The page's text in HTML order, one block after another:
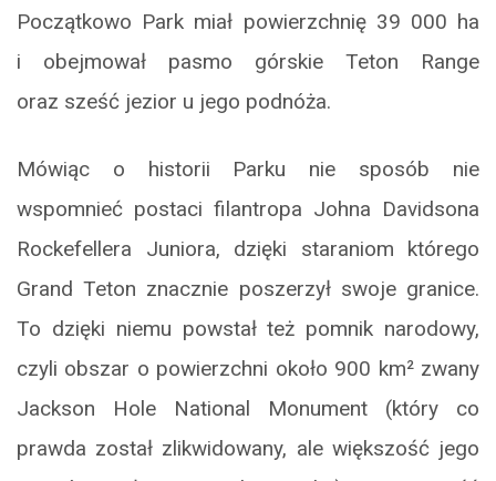
Początkowo Park miał powierzchnię 39 000 ha
i obejmował pasmo górskie Teton Range
oraz sześć jezior u jego podnóża.
Mówiąc o historii Parku nie sposób nie
wspomnieć postaci filantropa Johna Davidsona
Rockefellera Juniora, dzięki staraniom którego
Grand Teton znacznie poszerzył swoje granice.
To dzięki niemu powstał też pomnik narodowy,
czyli obszar o powierzchni około 900 km² zwany
Jackson Hole National Monument (który co
prawda został zlikwidowany, ale większość jego